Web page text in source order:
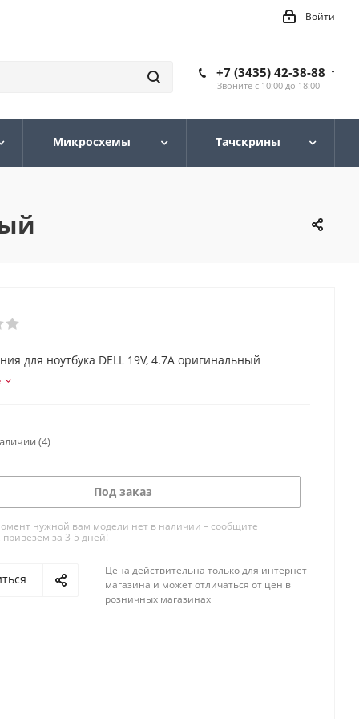
Войти
+7 (3435) 42-38-88
Звоните с 10:00 до 18:00
Микросхемы Тачскрины
для ноутбука DELL 19V, 4.7A оригинальный
(4)
Под заказ
нужной вам модели нет в наличии – сообщите
за 3-5 дней!
Цена действительна только для интернет-
магазина и может отличаться от цен в
розничных магазинах